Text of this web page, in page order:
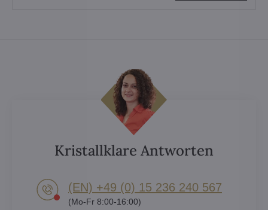
Kristallklare Antworten
(EN) +49 (0) 15 236 240 567
(Mo-Fr 8:00-16:00)